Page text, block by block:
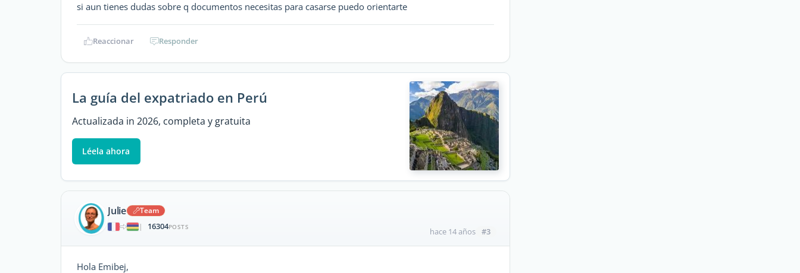
si aun tienes dudas sobre q documentos necesitas para casarse puedo orientarte
Reaccionar Responder
La guía del expatriado en Perú
Actualizada in 2026, completa y gratuita
Léela ahora
Julie
Team
|
16304POSTS hace 14 años #3
Hola Emibej,